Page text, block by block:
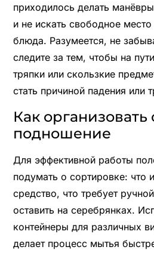
приходилось делать
и не искать свободное
блюда. Разумеется, не
следите за тем, чтобы на
тряпки или скользкие
стать причиной падения или
Как
подношение
Для эффективной работы
подумать о сортировке: что
средство, что требует
оставить на серебрянках.
контейнеры для различных
делает процесс мытья